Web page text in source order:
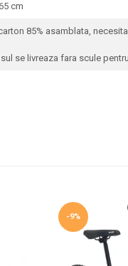
cm
85% asamblata,
se livreaza fara scule
-9%